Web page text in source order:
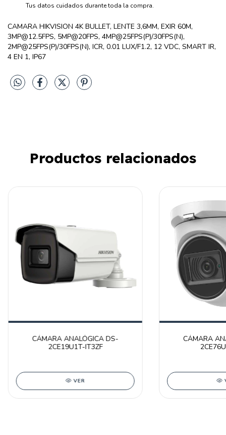
Tus datos cuidados durante toda la compra.
CAMARA HIKVISION 4K BULLET, LENTE 3,6MM, EXIR 60M,
3MP@12.5FPS, 5MP@20FPS, 4MP@25FPS(P)/30FPS(N),
2MP@25FPS(P)/30FPS(N), ICR, 0.01 LUX/F1.2, 12 VDC, SMART IR,
4 EN 1, IP67
Productos relacionados
CÁMARA ANALÓGICA DS-
2CE19U1T-IT3ZF
VER
CÁMARA